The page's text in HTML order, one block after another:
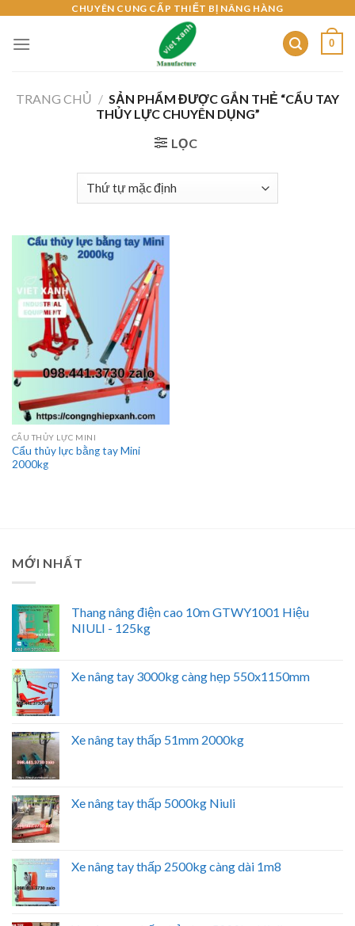
content
CHUYÊN CUNG CẤP THIẾT BỊ NÂNG HÀNG
0
TRANG CHỦ / SẢN PHẨM ĐƯỢC GẮN THẺ “CẨU TAY
THỦY LỰC CHUYÊN DỤNG”
LỌC
CẨU THỦY LỰC MINI
Cẩu thủy lực bằng tay Mini
2000kg
MỚI NHẤT
Thang nâng điện cao 10m GTWY1001 Hiệu
NIULI - 125kg
Xe nâng tay 3000kg càng hẹp 550x1150mm
Xe nâng tay thấp 51mm 2000kg
Xe nâng tay thấp 5000kg Niuli
Xe nâng tay thấp 2500kg càng dài 1m8